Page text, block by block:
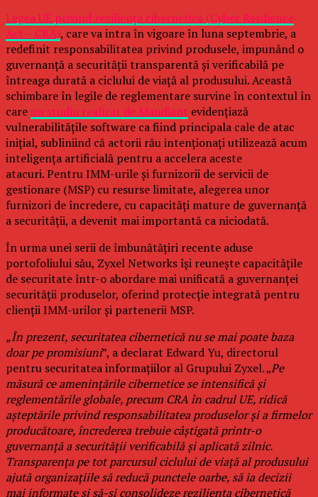
Legea UE privind reziliența cibernetică (Cyber Resilience
Act – CRA), care va intra în vigoare în luna septembrie, a
redefinit responsabilitatea privind produsele, impunând o
guvernanță a securității transparentă și verificabilă pe
întreaga durată a ciclului de viață al produsului. Această
schimbare în legile de reglementare survine în contextul în
careun studiu realizat de Mandiant evidențiază
vulnerabilitățile software ca fiind principala cale de atac
inițial, subliniind că actorii rău intenționați utilizează acum
inteligența artificială pentru a accelera aceste
atacuri. Pentru IMM-urile și furnizorii de servicii de
gestionare (MSP) cu resurse limitate, alegerea unor
furnizori de încredere, cu capacități mature de guvernanță
a securității, a devenit mai importantă ca niciodată.
În urma unei serii de îmbunătățiri recente aduse
portofoliului său, Zyxel Networks își reunește capacitățile
de securitate într-o abordare mai unificată a guvernanței
securității produselor, oferind protecție integrată pentru
clienții IMM-urilor și partenerii MSP.
„În prezent, securitatea cibernetică nu se mai poate baza
doar pe promisiuni”, a declarat Edward Yu, directorul
pentru securitatea informațiilor al Grupului Zyxel. „Pe
măsură ce amenințările cibernetice se intensifică și
reglementările globale, precum CRA în cadrul UE, ridică
așteptările privind responsabilitatea produselor și a firmelor
producătoare, încrederea trebuie câștigată printr-o
guvernanță a securității verificabilă și aplicată zilnic.
Transparența pe tot parcursul ciclului de viață al produsului
ajută organizațiile să reducă punctele oarbe, să ia decizii
mai informate și să-și consolideze reziliența cibernetică